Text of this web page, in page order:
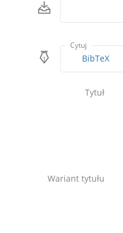
Cytuj
BibTeX
Tytuł
Wariant tytułu